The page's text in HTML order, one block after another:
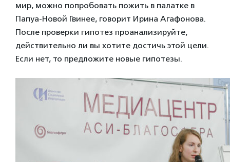
мир, можно попробовать пожить в палатке в
Папуа-Новой Гвинее, говорит Ирина Агафонова.
После проверки гипотез проанализируйте,
действительно ли вы хотите достичь этой цели.
Если нет, то предложите новые гипотезы.